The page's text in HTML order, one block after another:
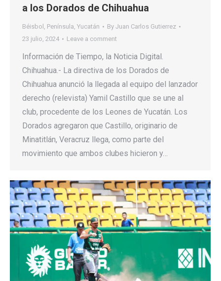
a los Dorados de Chihuahua
Béisbol , Península, Yucatán By Juan Carlos Gutierrez
23 julio, 2024
Leave a comment
Información de Tiempo, la Noticia Digital.
Chihuahua.- La directiva de los Dorados de
Chihuahua anunció la llegada al equipo del lanzador
derecho (relevista) Yamil Castillo que se une al
club, procedente de los Leones de Yucatán. Los
Dorados agregaron que Castillo, originario de
Minatitlán, Veracruz llega, como parte del
movimiento que ambos clubes hicieron y…